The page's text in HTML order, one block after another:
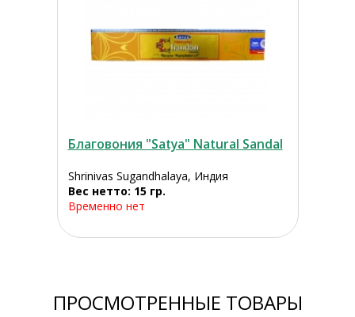
Благовония "Satya" Natural Sandal
Shrinivas Sugandhalaya, Индия
Вес нетто: 15 гр.
Временно нет
ПРОСМОТРЕННЫЕ ТОВАРЫ